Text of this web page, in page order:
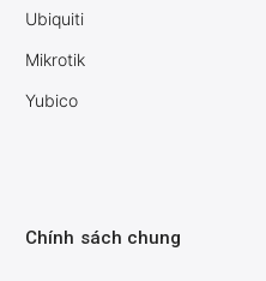
Ubiquiti
Mikrotik
Yubico
Chính sách chung